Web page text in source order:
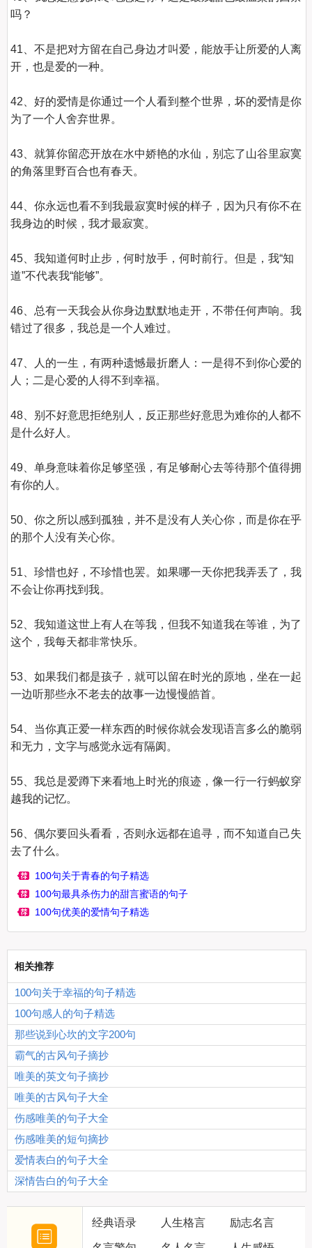
吗？
41、不是把对方留在自己身边才叫爱，能放手让所爱的人离
开，也是爱的一种。
42、好的爱情是你通过一个人看到整个世界，坏的爱情是你
为了一个人舍弃世界。
43、就算你留恋开放在水中娇艳的水仙，别忘了山谷里寂寞
的角落里野百合也有春天。
44、你永远也看不到我最寂寞时候的样子，因为只有你不在
我身边的时候，我才最寂寞。
45、我知道何时止步，何时放手，何时前行。但是，我“知
道”不代表我“能够”。
46、总有一天我会从你身边默默地走开，不带任何声响。我
错过了很多，我总是一个人难过。
47、人的一生，有两种遗憾最折磨人：一是得不到你心爱的
人；二是心爱的人得不到幸福。
48、别不好意思拒绝别人，反正那些好意思为难你的人都不
是什么好人。
49、单身意味着你足够坚强，有足够耐心去等待那个值得拥
有你的人。
50、你之所以感到孤独，并不是没有人关心你，而是你在乎
的那个人没有关心你。
51、珍惜也好，不珍惜也罢。如果哪一天你把我弄丢了，我
不会让你再找到我。
52、我知道这世上有人在等我，但我不知道我在等谁，为了
这个，我每天都非常快乐。
53、如果我们都是孩子，就可以留在时光的原地，坐在一起
一边听那些永不老去的故事一边慢慢皓首。
54、当你真正爱一样东西的时候你就会发现语言多么的脆弱
和无力，文字与感觉永远有隔阂。
55、我总是爱蹲下来看地上时光的痕迹，像一行一行蚂蚁穿
越我的记忆。
56、偶尔要回头看看，否则永远都在追寻，而不知道自己失
100句关于青春的句子精选
100句最具杀伤力的甜言蜜语的句子
100句优美的爱情句子精选
相关推荐
100句关于幸福的句子精选
100句感人的句子精选
那些说到心坎的文字200句
霸气的古风句子摘抄
唯美的英文句子摘抄
唯美的古风句子大全
伤感唯美的句子大全
伤感唯美的短句摘抄
爱情表白的句子大全
深情告白的句子大全
经典语录 人生格言 励志名言